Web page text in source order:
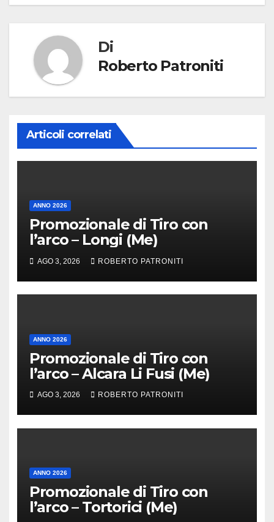
Di
Roberto Patroniti
Articoli correlati
ANNO 2026
Promozionale di Tiro con
l’arco – Longi (Me)
AGO 3, 2026 ROBERTO PATRONITI
ANNO 2026
Promozionale di Tiro con
l’arco – Alcara Li Fusi (Me)
AGO 3, 2026 ROBERTO PATRONITI
ANNO 2026
Promozionale di Tiro con
l’arco – Tortorici (Me)